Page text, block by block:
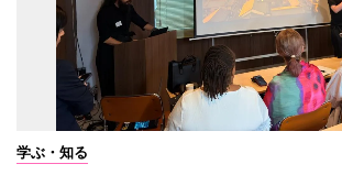
学ぶ・知る